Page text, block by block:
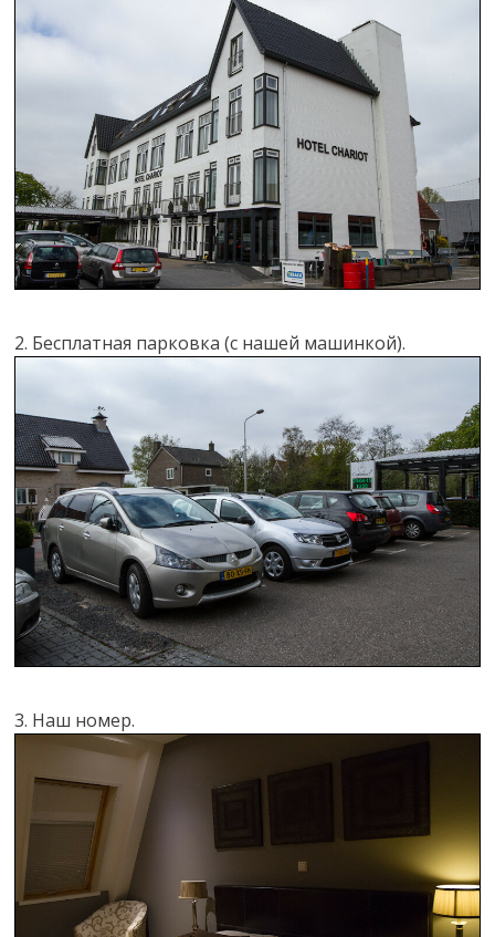
2. Бесплатная парковка (с нашей машинкой).
3. Наш номер.